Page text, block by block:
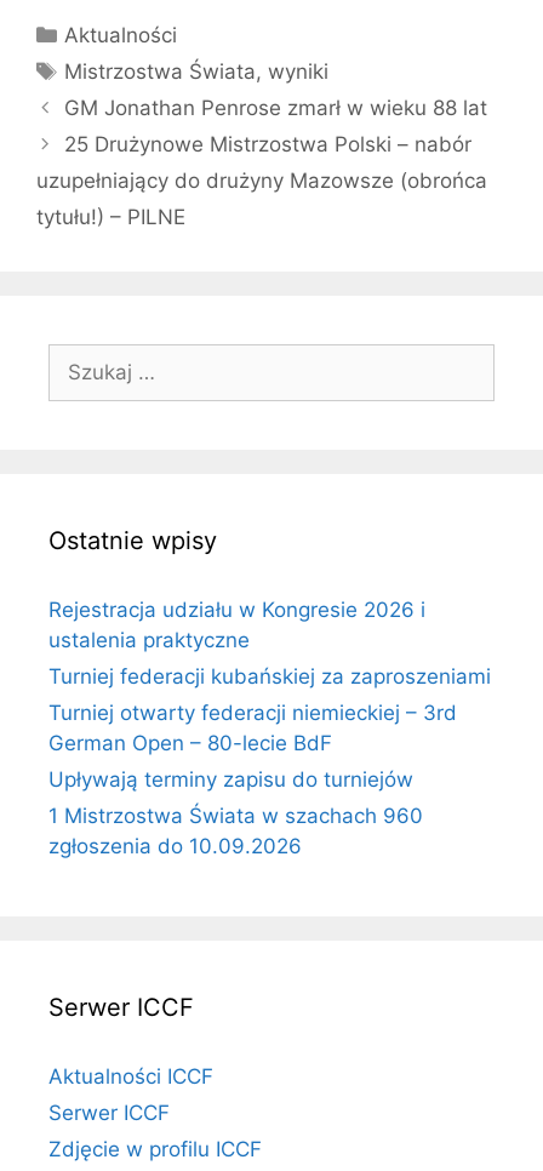
Kategorie
Aktualności
Tagi
Mistrzostwa Świata,wyniki
GM Jonathan Penrose zmarł w wieku 88 lat
25 Drużynowe Mistrzostwa Polski – nabór
uzupełniający do drużyny Mazowsze (obrońca
tytułu!) – PILNE
Szukaj:
Ostatnie wpisy
Rejestracja udziału w Kongresie 2026 i
ustalenia praktyczne
Turniej federacji kubańskiej za zaproszeniami
Turniej otwarty federacji niemieckiej – 3rd
German Open – 80-lecie BdF
Upływają terminy zapisu do turniejów
1 Mistrzostwa Świata w szachach 960
zgłoszenia do 10.09.2026
Serwer ICCF
Aktualności ICCF
Serwer ICCF
Zdjęcie w profilu ICCF